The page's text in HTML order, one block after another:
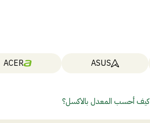
ASUS
ACER
كيف أحسب المعدل بالاكسل؟